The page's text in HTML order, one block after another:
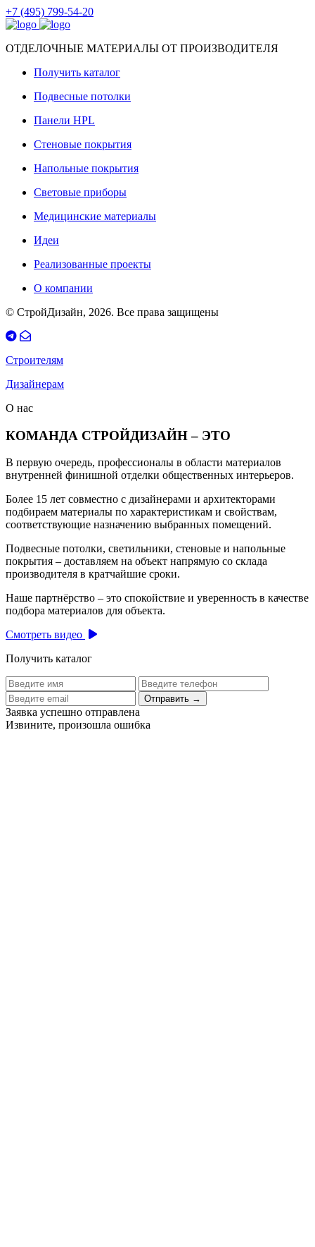
+7 (495) 799-54-20
ОТДЕЛОЧНЫЕ МАТЕРИАЛЫ ОТ ПРОИЗВОДИТЕЛЯ
Получить каталог
Подвесные потолки
Панели HPL
Стеновые покрытия
Напольные покрытия
Световые приборы
Медицинские материалы
Идеи
Реализованные проекты
О компании
© СтройДизайн, 2026. Все права защищены
Строителям
Дизайнерам
О нас
КОМАНДА СТРОЙДИЗАЙН – ЭТО
В первую очередь, профессионалы в области материалов
внутренней финишной отделки общественных интерьеров.
Более 15 лет совместно с дизайнерами и архитекторами
подбираем материалы по характеристикам и свойствам,
соответствующие назначению выбранных помещений.
Подвесные потолки, светильники, стеновые и напольные
покрытия – доставляем на объект напрямую со склада
производителя в кратчайшие сроки.
Наше партнёрство – это спокойствие и уверенность в качестве
подбора материалов для объекта.
Смотреть видео
Получить каталог
Отправить →
Заявка успешно отправлена
Извините, произошла ошибка